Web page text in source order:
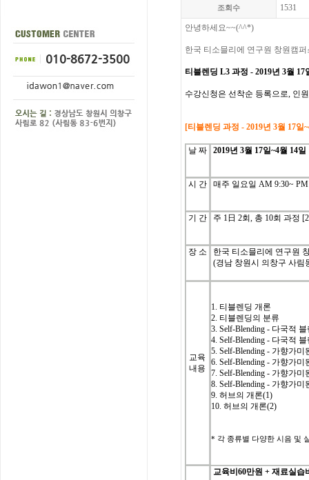
조회수 1531
안녕하세요~~(^^*)
한국 티소믈리에 연구원 창원캠
티블렌딩 L3 과정 - 2019년 3월
수강신청은 선착순 등록으로, 인원
[티블렌딩 과정 - 2019년 3월 17
날 짜 2019년 3월 17일~4월 14
시 간 매주 일 요일 AM 9:30~ PM
기 간 주 1日 2회, 총 10회 과정 [2
장 소
한국 티소믈리에 연구원
(경남 창원시 의창구 사림
교육
내용
1. 티블렌딩 개론
2. 티블렌딩의 분류
3.Self-Blending - 다국적
4.Self-Blending - 다국적
5.Self-Blending - 가향가
6.Self-Blending - 가향가
7.Self-Blending - 가향가
8.Self-Blending - 가향가
9. 허브의 개론(1)
10. 허브의 개론(2)
* 각 종류별 다양한 시음 및
교육비60만원 +재료실습